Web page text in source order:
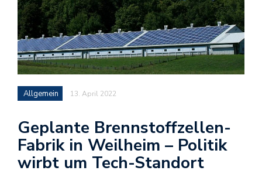
Allgemein 13. April 2022
Geplante Brennstoffzellen-
Fabrik in Weilheim – Politik
wirbt um Tech-Standort